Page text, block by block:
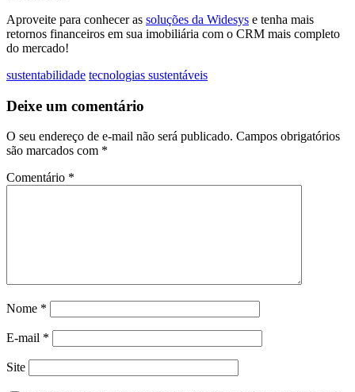
Aproveite para conhecer as soluções da Widesys e tenha mais
retornos financeiros em sua imobiliária com o CRM mais completo
do mercado!
sustentabilidade tecnologias sustentáveis
Deixe um comentário
O seu endereço de e-mail não será publicado. Campos obrigatórios
são marcados com *
Comentário *
Nome *
E-mail *
Site